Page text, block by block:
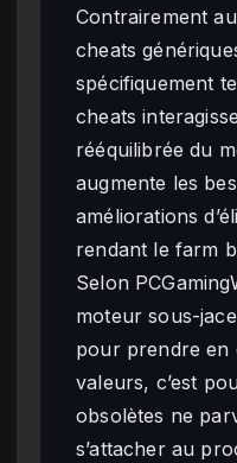
Contrairement
cheats
spécifiquement
cheats
rééquilibrée du
augmente les
améliorations
rendant le farm
Selon
moteur sous-
pour prendre en
valeurs, c’est
obsolètes ne
s’attacher au